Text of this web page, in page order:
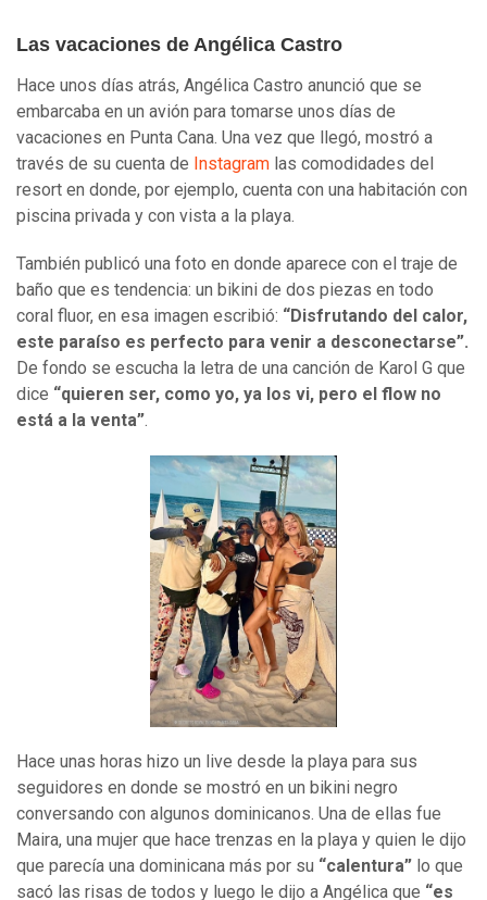
Las vacaciones de Angélica Castro
Hace unos días atrás, Angélica Castro anunció que se
embarcaba en un avión para tomarse unos días de
vacaciones en Punta Cana. Una vez que llegó, mostró a
través de su cuenta de Instagram las comodidades del
resort en donde, por ejemplo, cuenta con una habitación con
piscina privada y con vista a la playa.
También publicó una foto en donde aparece con el traje de
baño que es tendencia: un bikini de dos piezas en todo
coral fluor, en esa imagen escribió: “Disfrutando del calor,
este paraíso es perfecto para venir a desconectarse”.
De fondo se escucha la letra de una canción de Karol G que
dice “quieren ser, como yo, ya los vi, pero el flow no
está a la venta”.
Hace unas horas hizo un live desde la playa para sus
seguidores en donde se mostró en un bikini negro
conversando con algunos dominicanos. Una de ellas fue
Maira, una mujer que hace trenzas en la playa y quien le dijo
que parecía una dominicana más por su “calentura” lo que
sacó las risas de todos y luego le dijo a Angélica que “es